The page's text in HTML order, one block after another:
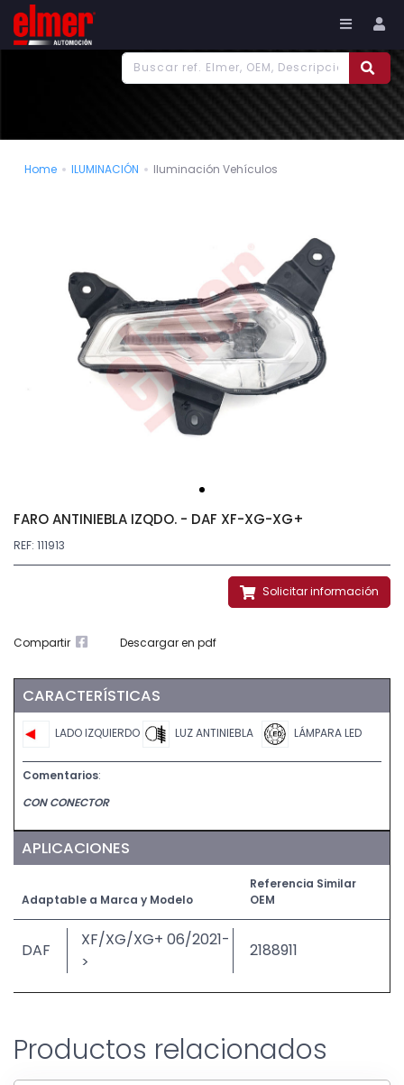
Home ILUMINACIÓN Iluminación Vehículos
FARO ANTINIEBLA IZQDO. - DAF XF-XG-XG+
REF: 111913
Solicitar información
Compartir Descargar en pdf
CARACTERÍSTICAS
LADO IZQUIERDO LUZ ANTINIEBLA LÁMPARA LED
Comentarios:
CON CONECTOR
APLICACIONES
Adaptable a Marca y Modelo
Referencia Similar
OEM
DAF
XF/XG/XG+ 06/2021-
>
2188911
Productos relacionados